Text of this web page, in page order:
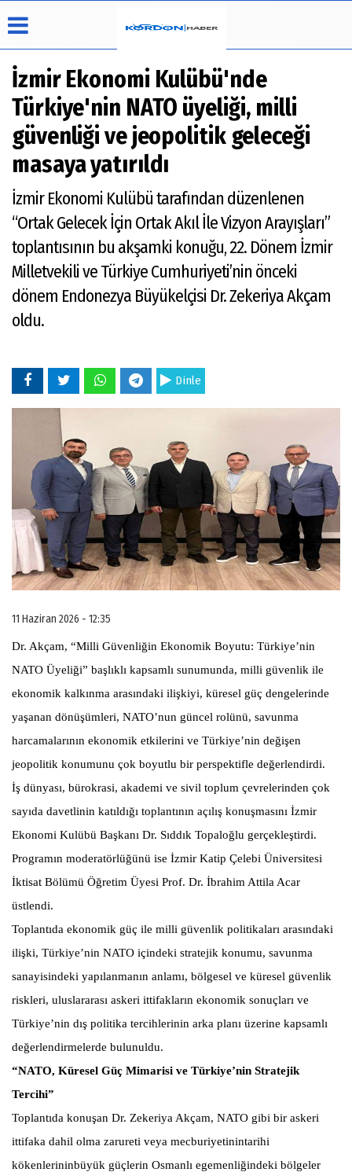
Üye Paneli
Haber
Arşivi
Hava
Durumu
Köşe
Yazarları
Foto
Galeri
Künye
İletişim
Gizlilik
İlkeleri
İzmir Ekonomi Kulübü'nde
Türkiye'nin NATO üyeliği, milli
güvenliği ve jeopolitik geleceği
masaya yatırıldı
İzmir Ekonomi Kulübü tarafından düzenlenen
“Ortak Gelecek İçin Ortak Akıl İle Vizyon Arayışları”
toplantısının bu akşamki konuğu, 22. Dönem İzmir
Milletvekili ve Türkiye Cumhuriyeti’nin önceki
dönem Endonezya Büyükelçisi Dr. Zekeriya Akçam
oldu.
Dinle
11 Haziran 2026 - 12:35
Dr. Akçam, “Milli Güvenliğin Ekonomik Boyutu: Türkiye’nin
NATO Üyeliği” başlıklı kapsamlı sunumunda, milli güvenlik ile
ekonomik kalkınma arasındaki ilişkiyi, küresel güç dengelerinde
yaşanan dönüşümleri, NATO’nun güncel rolünü, savunma
harcamalarının ekonomik etkilerini ve Türkiye’nin değişen
jeopolitik konumunu çok boyutlu bir perspektifle değerlendirdi.
İş dünyası, bürokrasi, akademi ve sivil toplum çevrelerinden çok
sayıda davetlinin katıldığı toplantının açılış konuşmasını İzmir
Ekonomi Kulübü Başkanı Dr. Sıddık Topaloğlu gerçekleştirdi.
Programın moderatörlüğünü ise İzmir Katip Çelebi Üniversitesi
İktisat Bölümü Öğretim Üyesi Prof. Dr. İbrahim Attila Acar
üstlendi.
Toplantıda ekonomik güç ile milli güvenlik politikaları arasındaki
ilişki, Türkiye’nin NATO içindeki stratejik konumu, savunma
sanayisindeki yapılanmanın anlamı, bölgesel ve küresel güvenlik
riskleri, uluslararası askeri ittifakların ekonomik sonuçları ve
Türkiye’nin dış politika tercihlerinin arka planı üzerine kapsamlı
değerlendirmelerde bulunuldu.
“NATO, Küresel Güç Mimarisi ve Türkiye’nin Stratejik
Tercihi”
Toplantıda konuşan Dr. Zekeriya Akçam, NATO gibi bir askeri
ittifaka dahil olma zarureti veya mecburiyetinintarihi
kökenlerininbüyük güçlerin Osmanlı egemenliğindeki bölgeler